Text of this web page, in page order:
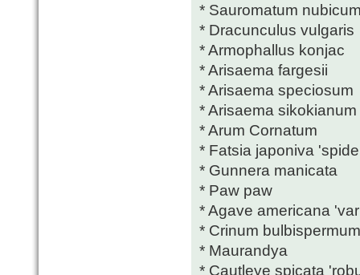
* Sauromatum
* Dracunculus vulgaris
* Armophallus konjac
* Arisaema fargesii
* Arisaema speciosum
* Arisaema sikokianum
* Arum Cornatum
* Fatsia japoniva
* Gunnera manicata
* Paw paw
* Agave americana
* Crinum bulbispermum
* Maurandya
* Cautleye spicata